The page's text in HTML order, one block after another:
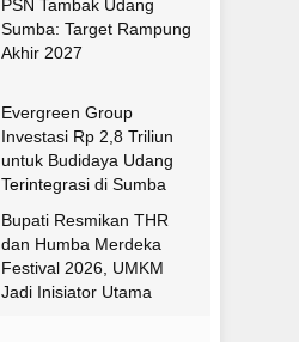
PSN Tambak Udang
Sumba: Target Rampung
Akhir 2027
Evergreen Group
Investasi Rp 2,8 Triliun
untuk Budidaya Udang
Terintegrasi di Sumba
Bupati Resmikan THR
dan Humba Merdeka
Festival 2026, UMKM
Jadi Inisiator Utama